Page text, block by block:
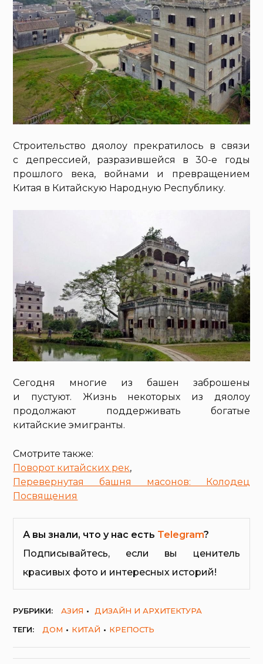
Строительство дяолоу прекратилось в связи
с депрессией, разразившейся в 30-е годы
прошлого века, войнами и превращением
Китая в Китайскую Народную Республику.
Сегодня многие из башен заброшены
и пустуют. Жизнь некоторых из дяолоу
продолжают поддерживать богатые
китайские эмигранты.
Смотрите также:
Поворот китайских рек,
Перевернутая башня масонов: Колодец
Посвящения
А вы знали, что у нас есть Telegram?
Подписывайтесь, если вы ценитель
красивых фото и интересных историй!
РУБРИКИ: АЗИЯ
ДИЗАЙН И АРХИТЕКТУРА
ТЕГИ:
ДОМ КИТАЙ КРЕПОСТЬ